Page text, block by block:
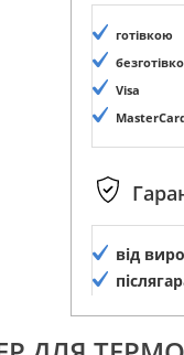
готівкою
Visa
від